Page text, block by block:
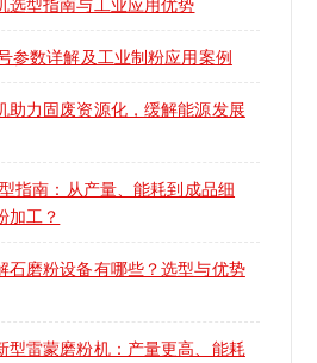
参数详解及工业制粉应用案例
助力固废资源化，缓解能源发展
指南：从产量、能耗到成品细
加工？
石磨粉设备有哪些？选型与优势
型雷蒙磨粉机：产量更高、能耗